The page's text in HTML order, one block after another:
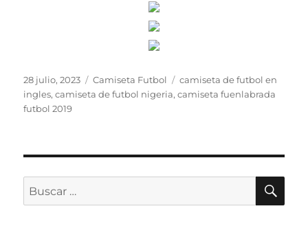
Publicado
el
28 julio, 2023 Categorías
Camiseta Futbol Etiquetas
camiseta de futbol en
ingles,camiseta de futbol nigeria,camiseta fuenlabrada
futbol 2019
Buscar
por: